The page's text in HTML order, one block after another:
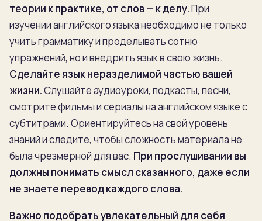
теории к практике, от слов — к делу.При
изучении английского языка необходимо не только
учить грамматику и проделывать сотню
упражнений, но и внедрить язык в свою жизнь.
Сделайте язык неразделимой частью вашей
жизни.Слушайте аудиоуроки, подкасты, песни,
смотрите фильмы и сериалы на английском языке с
субтитрами. Ориентируйтесь на свой уровень
знаний и следите, чтобы сложность материала не
была чрезмерной для вас. При прослушивании вы
должны понимать смысл сказанного, даже если
не знаете перевод каждого слова.
Важно подобрать увлекательный для себя